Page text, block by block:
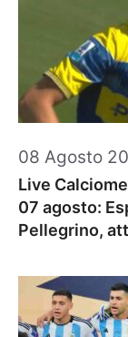
08 Agosto
Live
07 agosto:
Pellegrino,